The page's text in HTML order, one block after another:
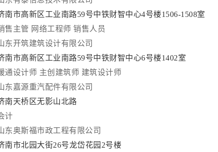
南市高新区工业南路59号中铁财智中心4号楼1506-1508室
售主管 网络工程师 销售人员
东开筑建筑设计有限公司
南市高新区工业南路59号中铁财智中心6号楼1402室
通设计师 主创建筑师 建筑设计师
东嘉源重汽配件有限公司
南天桥区无影山北路
计
东奥斯福市政工程有限公司
南市北园大街26号龙岱花园2号楼